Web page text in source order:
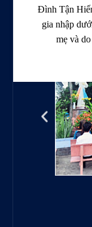
Đình Tận
gia nhập
mẹ và